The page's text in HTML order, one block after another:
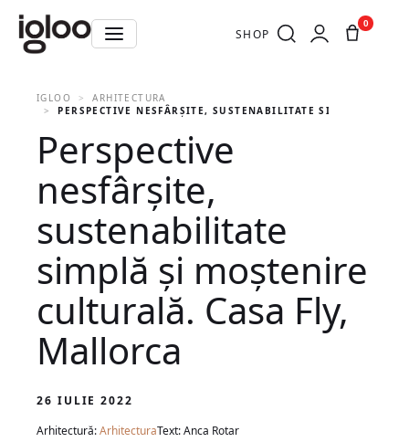
SHOP
0
IGLOO
ARHITECTURA
PERSPECTIVE NESFÂRȘITE, SUSTENABILITATE SIMPLĂ ȘI
Perspective
nesfârșite,
sustenabilitate
simplă și moștenire
culturală. Casa Fly,
Mallorca
26 IULIE 2022
Arhitectură:ArhitecturaText: Anca Rotar